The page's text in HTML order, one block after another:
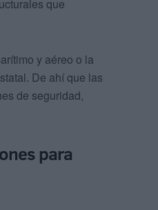
que
y aéreo o la
De ahí que las
de seguridad,
para